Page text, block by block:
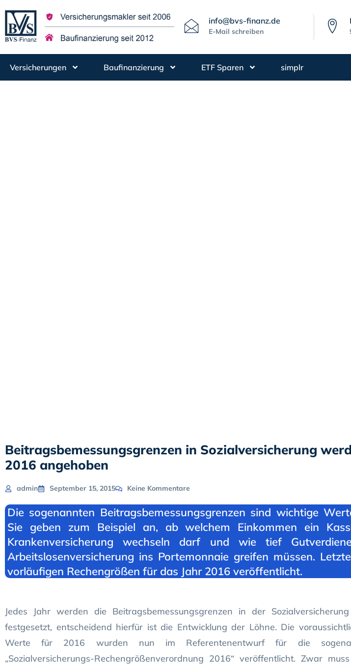
info@bvs-finanz.de
E-Mail schreiben
Versicherungen Baufinanzierung ETF Sparen simplr
Beitragsbemessungsgrenzen in Sozialversicherung
2016 angehoben
admin September 15, 2015 Keine Kommentare
Die sogenannten Beitragsbemessungsgrenzen sind wichtige
Sie geben zum Beispiel an, ab welchem Einkommen ein
Krankenversicherung wechseln darf und wie tief
Arbeitslosenversicherung ins Portemonnaie greifen müssen.
vorläufigen Rechengrößen für das Jahr 2016 veröffentlicht.
Jedes Jahr werden die Beitragsbemessungsgrenzen in der
festgesetzt, entscheidend hierfür ist die Entwicklung der Löhne. Die
Werte für 2016 wurden nun im Referentenentwurf für die
„Sozialversicherungs-Rechengrößenverordnung 2016“ veröffentlicht. Zwar